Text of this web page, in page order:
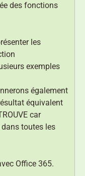
des fonctions
les
exemples
également
équivalent
car
dans toutes les
Office 365.